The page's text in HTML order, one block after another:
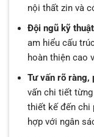
nội thất zin và
Đội ngũ kỹ
am hiểu cấu
hoàn thiện cao
Tư vấn rõ ràng,
vấn chi tiết
thiết kế đến chi
hợp với ngân